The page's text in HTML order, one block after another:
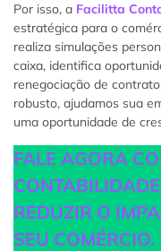
Por isso, a Facilitta
estratégica para o
realiza simulações
caixa, identifica
renegociação de
robusto, ajudamos sua
uma oportunidade de
FALE AGORA
REDUZIR O
SEU COMÉRCIO.